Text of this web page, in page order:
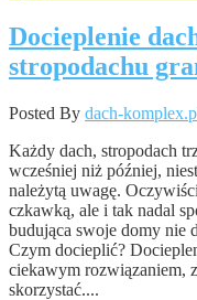
Docieplenie
stropodachu
Posted By dach-
Każdy dach, stropodach
wcześniej niż później,
należytą uwagę.
czkawką, ale i tak nadal
budująca swoje domy nie
Czym docieplić?
ciekawym rozwiązaniem,
skorzystać....